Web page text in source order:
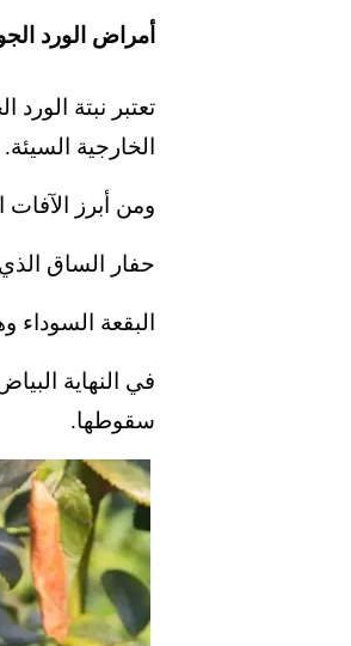
أمراض الورد
تعتبر نبتة
الخارجية السيئة.
ومن أبرز
حفار الساق
البقعة
في النهاية
سقوطها.